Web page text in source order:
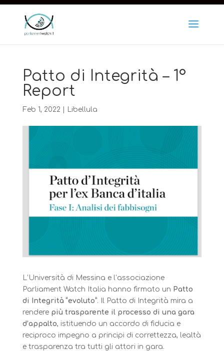
https://www.iubenda.com/privacy-policy/10543258
Patto di Integrità – 1°
Report
Feb 1, 2022 Libellula
L’Università di Messina e l’associazione
Parliament Watch Italia hanno firmato un Patto
di Integrità “evoluto”. Il Patto di Integrità mira a
rendere più trasparente il processo di una gara
d’appalto, istituendo un accordo di fiducia e
reciproco impegno a principi di correttezza, lealtà
e trasparenza tra tutti gli attori in gara.